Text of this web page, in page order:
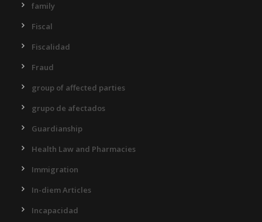
family
Fiscal
Fiscalidad
Fraud
group of affected parties
grupo de afectados
Guardianship
Health Law and Pharmacies
Immigration
In-diem Articles
Incapacidad